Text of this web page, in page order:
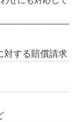
対する賠償請求